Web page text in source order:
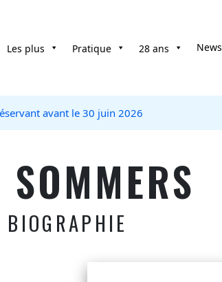
Les plus Pratique 28 ans News
avant le 30 juin 2026